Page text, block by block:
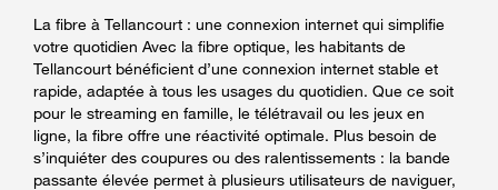
La fibre à Tellancourt : une connexion internet qui simplifie
votre quotidien Avec la fibre optique, les habitants de
Tellancourt bénéficient d’une connexion internet stable et
rapide, adaptée à tous les usages du quotidien. Que ce soit
pour le streaming en famille, le télétravail ou les jeux en
ligne, la fibre offre une réactivité optimale. Plus besoin de
s’inquiéter des coupures ou des ralentissements : la bande
passante élevée permet à plusieurs utilisateurs de naviguer,